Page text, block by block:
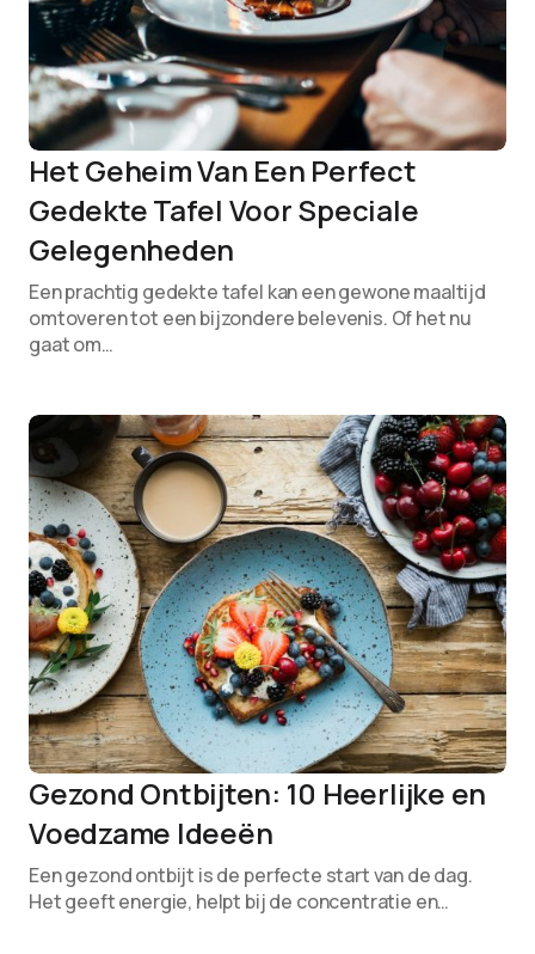
Het Geheim Van Een Perfect
Gedekte Tafel Voor Speciale
Gelegenheden
Een prachtig gedekte tafel kan een gewone maaltijd
omtoveren tot een bijzondere belevenis. Of het nu
gaat om…
Gezond Ontbijten: 10 Heerlijke en
Voedzame Ideeën
Een gezond ontbijt is de perfecte start van de dag.
Het geeft energie, helpt bij de concentratie en…